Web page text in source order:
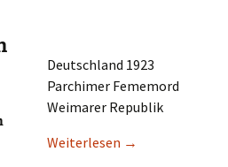
Deutsch­land 1923
Parchi­mer Fememord
Weima­rer Republik
Weiter­le­sen →